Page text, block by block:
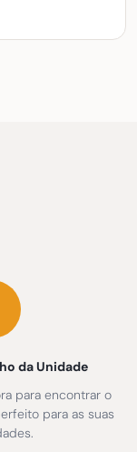
da Unidade
para encontrar o
para as suas